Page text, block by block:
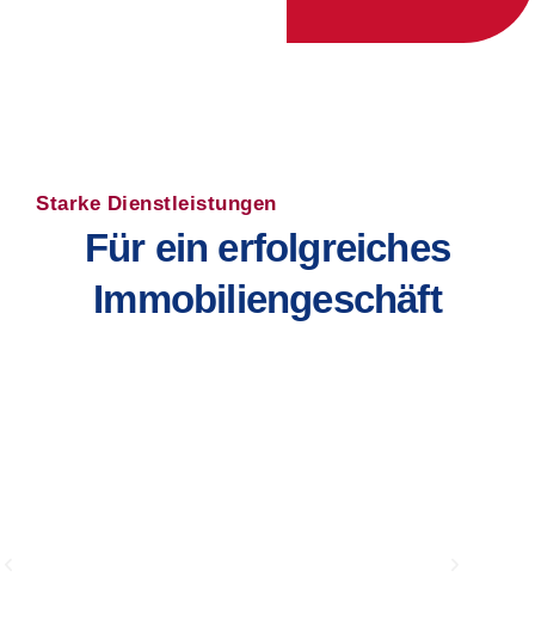
Starke Dienstleistungen
Für ein erfolgreiches
Immobiliengeschäft